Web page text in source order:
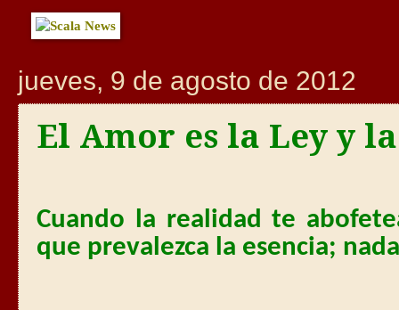
jueves, 9 de agosto de 2012
El Amor es la Ley y
Cuando la realidad te
que prevalezca la esencia;